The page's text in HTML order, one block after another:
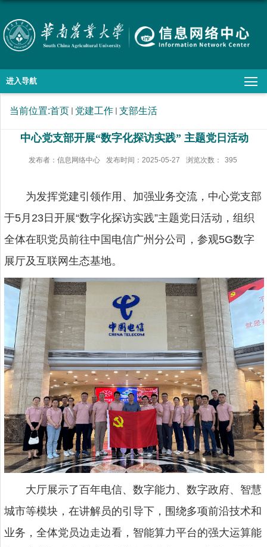
进入导航
当前位置:首页 党建工作 支部生活
中心党支部开展“数字化探访实践” 主题党日活动
发布者：信息网络中心 发布时间：2025-05-27 浏览次数： 395
为发挥党建引领作用、加强业务交流，中心党支部
于5月23日开展“数字化探访实践”主题党日活动，组织
全体在职党员前往中国电信广州分公司，参观5G数字
展厅及互联网生态基地。
大厅展示了百年电信、数字能力、数字政府、智慧
城市等模块，在讲解员的引导下，围绕多项前沿技术和
业务，全体党员边走边看，智能算力平台的强大运算能